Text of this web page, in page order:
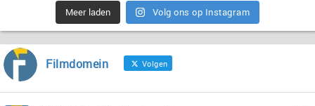
Meer laden Volg ons op Instagram
Filmdomein Volgen